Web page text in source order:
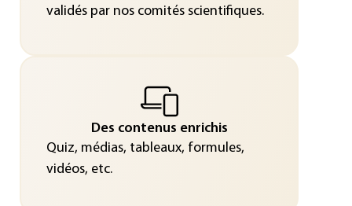
validés par nos comités scientifiques.
Des contenus enrichis
Quiz, médias, tableaux, formules,
vidéos, etc.